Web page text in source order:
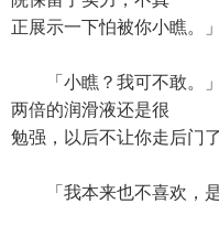
正展示一下怕被你小瞧。」
「小瞧？我可不敢。」
两倍的润滑液还是很
勉强，以后不让你走后门了
「我本来也不喜欢，是